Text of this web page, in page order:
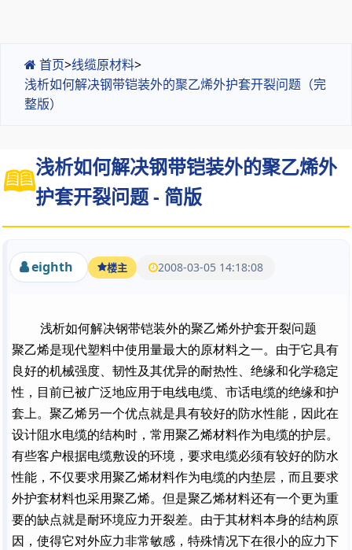
首页>线缆原材料>
浅析如何解决钢带铠装外的聚乙烯外护套开裂问题（完
整版）
浅析如何解决钢带铠装外的聚乙烯外
护套开裂问题 - 简版
eighth 楼主 2008-03-05 14:18:08
浅析如何解决钢带铠装外的聚乙烯外护套开裂问题
聚乙烯是现代塑料中使用量最大的原材料之一。由于它具有
良好的机械强度、韧性及其优异的耐热性、绝缘和化学稳定
性，目前已被广泛地应用于电线电缆、市话电缆的绝缘和护
套上。聚乙烯另一个优点就是具有较好的防水性能，因此在
设计阻水电缆的结构时，常用聚乙烯材料作为电缆的护层。
有些客户根据电缆敷设的环境，要求电缆必须有较好的防水
性能，不仅要求用聚乙烯材料作为电缆的内垫层，而且要求
外护套材料也采用聚乙烯。但是聚乙烯材料还有一个更为重
要的缺点就是耐环境应力开裂差。由于其材料本身的结构原
因，使得它对外应力非常敏感，特殊情况下在很小的应力下